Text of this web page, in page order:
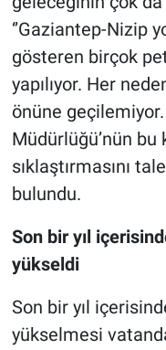
‘’Gaziantep-Nizip
gösteren birçok
yapılıyor. Her
önüne geçilemiyor.
Müdürlüğü’nün
sıklaştırmasını
bulundu.
Son bir yıl
yükseldi
Son bir yıl
yükselmesi